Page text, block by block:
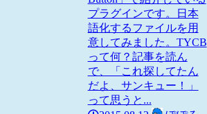
プラグインです。日本
語化するファイルを用
意してみました。TYCB
って何？記事を読ん
で、「これ探してたん
だよ、サンキュー！」
って思うと...